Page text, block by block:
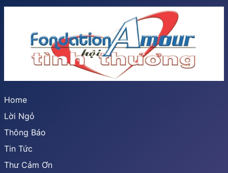
Home
Lời Ngỏ
Thông Báo
Tin Tức
Thư Cảm Ơn